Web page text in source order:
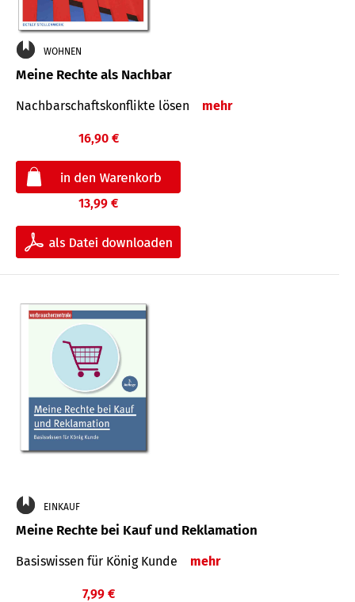
WOHNEN
Meine Rechte als Nachbar
Nach­bar­schafts­konflikte lösen mehr
16,90 €
13,99 €
EINKAUF
Meine Rechte bei Kauf und Reklamation
Basiswissen für König Kunde mehr
7,99 €